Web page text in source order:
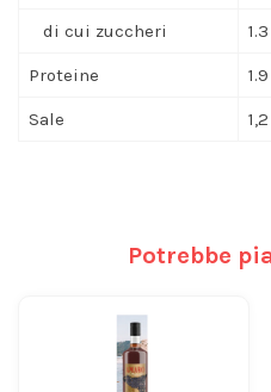
di cui zuccheri
Proteine
Sale
Potrebbe